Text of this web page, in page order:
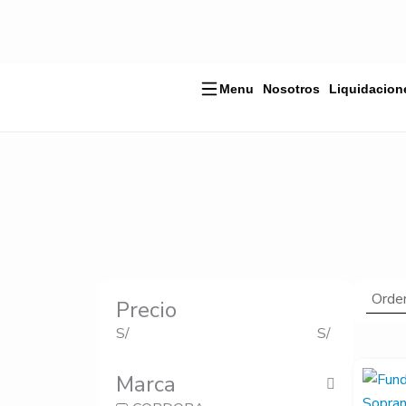
Menu Nosotros
Precio
S/ S/
Marca
El
precio
El
precio